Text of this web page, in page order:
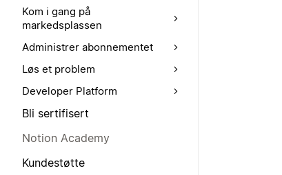
Kom i gang på
markedsplassen
Administrer abonnementet
Løs et problem
Developer Platform
Bli sertifisert
Notion Academy
Kundestøtte